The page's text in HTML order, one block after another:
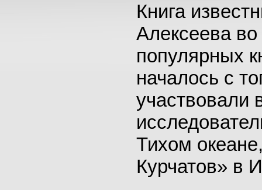
Книга
Алексеева во
популярных
началось с
участвовали
Тихом
Курчатов» в